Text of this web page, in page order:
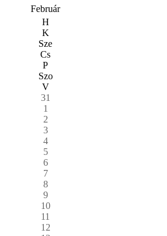
Február
H
K
Sze
Cs
P
Szo
V
31
1
2
3
4
5
6
7
8
9
10
11
12